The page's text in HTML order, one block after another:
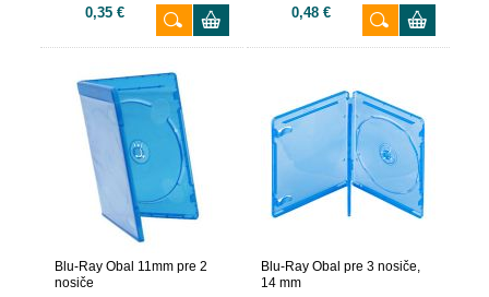
0,35 € 0,48 €
Blu-Ray Obal 11mm pre 2
nosiče
Blu-Ray Obal pre 3 nosiče,
14 mm